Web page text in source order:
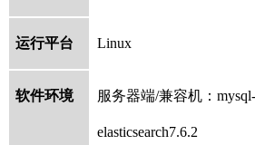
运行平台 Linux
软件环境 服务器端/兼容机：
elasticsearch7.6.2